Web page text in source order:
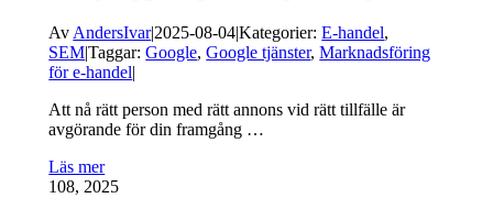
Av AndersIvar|2025-08-04|Kategorier:E-handel,
SEM|Taggar:Google,Google tjänster,Marknadsföring
för e-handel|
Att nå rätt person med rätt annons vid rätt tillfälle är
avgörande för din framgång …
Läs mer
108, 2025